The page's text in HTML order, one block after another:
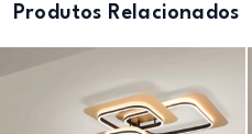
Produtos Relacionados